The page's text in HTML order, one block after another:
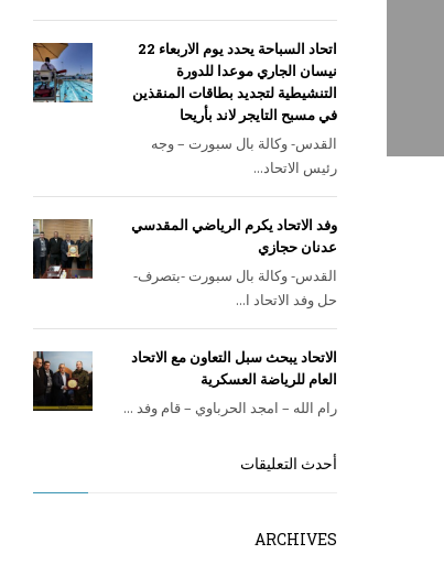
اتحاد السباحة يحدد يوم الاربعاء 22
نيسان الجاري موعدا للدورة
التنشيطية لتجديد بطاقات المنقذين
في مسبح التايجر لاند بأريحا
القدس- وكالة بال سبورت – وجه
رئيس الاتحاد...
وفد الاتحاد يكرم الرياضي المقدسي
عدنان حجازي
القدس- وكالة بال سبورت -بتصرف-
حل وفد الاتحاد ا...
الاتحاد يبحث سبل التعاون مع الاتحاد
العام للرياضة العسكرية
رام الله – امجد الحرباوي – قام وفد ...
أحدث التعليقات
ARCHIVES